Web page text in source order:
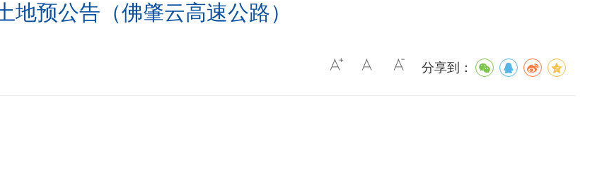
地预公告（佛肇云高速公路）
分享到：